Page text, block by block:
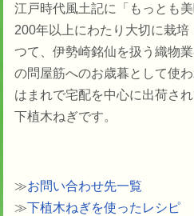
江戸時代風土記に「もっとも
200年以上にわたり大切に栽
つて、伊勢崎銘仙を扱う織物
の問屋筋へのお歳暮として使
はまれで宅配を中心に出荷さ
下植木ねぎです。
≫お問い合わせ先一覧
≫下植木ねぎを使ったレシピ